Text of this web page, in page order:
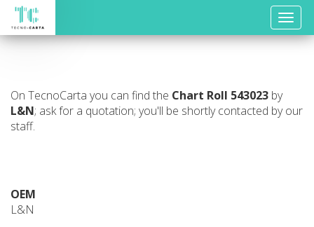
Toggle
On TecnoCarta you can find the Chart Roll 543023 by
L&N; ask for a quotation; you'll be shortly contacted by our
staff.
OEM
L&N